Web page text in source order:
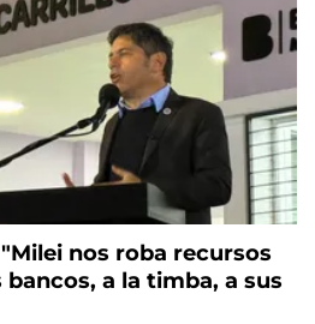
nos roba recursos
bancos, a la timba, a sus